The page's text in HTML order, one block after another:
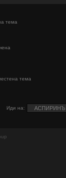
тема
тема
Иди на: